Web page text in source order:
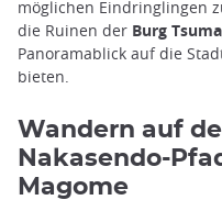
möglichen Eindringlingen
die Ruinen der Burg
Panoramablick auf die
bieten.
Wandern auf
Nakasendo-
Magome